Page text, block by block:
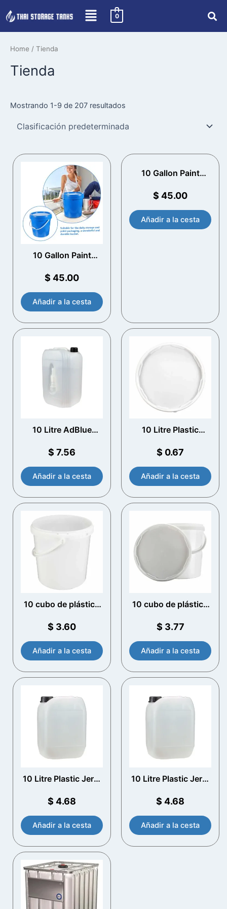
to
content
0
Home / Tienda
Tienda
Mostrando 1-9 de 207 resultados
10 Gallon Paint
$ 45.00
Añadir a la cesta
10 Gallon Paint
$ 45.00
Añadir a la cesta
10 Litre AdBlue
Spout
$ 7.56
Añadir a la cesta
10 Litre Plastic
(White)
$ 0.67
Añadir a la cesta
10 cubo de plástico
plástico (White)
$ 3.60
Añadir a la cesta
10 cubo de plástico
mango de plástico
(White)
$ 3.77
Añadir a la cesta
10 Litre Plastic Jerry
$ 4.68
Añadir a la cesta
10 Litre Plastic Jerry
$ 4.68
Añadir a la cesta